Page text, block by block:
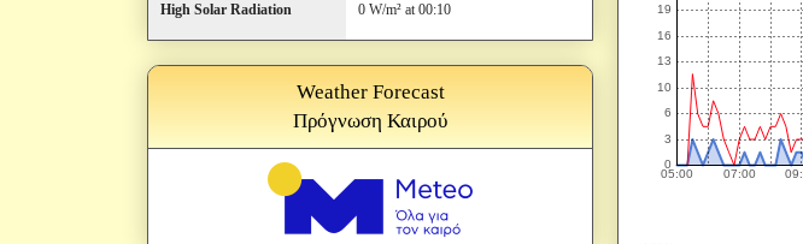
High Solar Radiation 0 W/m² at 00:10
Weather Forecast
Πρόγνωση Καιρού